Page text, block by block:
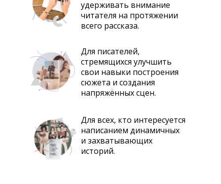
удерживать внимание
читателя на протяжении
всего рассказа.
Для писателей,
стремящихся улучшить
свои навыки построения
сюжета и создания
напряжённых сцен.
Для всех, кто интересуется
написанием динамичных
и захватывающих
историй.